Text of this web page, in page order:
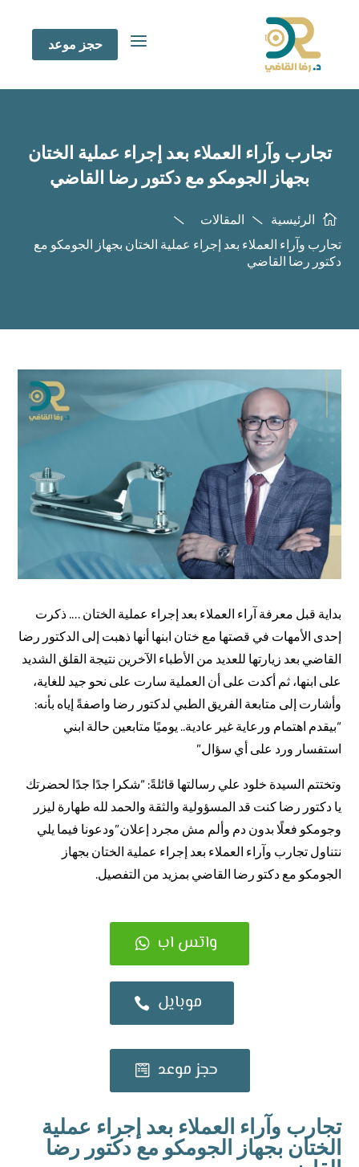
a حجز موعد
تجارب وآراء العملاء بعد إجراء عملية الختان
بجهاز الجومكو مع دكتور رضا القاضي
 الرئيسية  المقالات 
تجارب وآراء العملاء بعد إجراء عملية الختان بجهاز الجومكو مع
دكتور رضا القاضي
بداية قبل معرفة آراء العملاء بعد إجراء عملية الختان …. ذكرت
إحدى الأمهات في قصتها مع ختان ابنها أنها ذهبت إلى الدكتور رضا
القاضي بعد زيارتها للعديد من الأطباء الآخرين نتيجة القلق الشديد
على ابنها، ثم أكدت على أن العملية سارت على نحو جيد للغاية،
وأشارت إلى متابعة الفريق الطبي لدكتور رضا واصفةً إياه بأنه:
“بيقدم اهتمام ورعاية غير عادية.. يوميًا متابعين حالة ابني
استفسار ورد على أي سؤال.”
وتختتم السيدة خلود علي رسالتها قائلةً: “شكرا جدًا جدًا لحضرتك
يا دكتور رضا كنت قد المسؤولية والثقة والحمد لله طهارة ليزر
وجومكو فعلًا بدون دم وألم مش مجرد إعلان.”ودعونا فيما يلي
نتناول تجارب وآراء العملاء بعد إجراء عملية الختان بجهاز
الجومكو مع دكتو رضا القاضي بمزيد من التفصيل.
واتس اب
موبايل
حجز موعد
تجارب وآراء العملاء بعد إجراء عملية
الختان بجهاز الجومكو مع دكتور رضا